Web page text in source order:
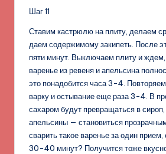
Шаг 11
Ставим кастрюлю на плиту, делаем
даем содержимому закипеть. После
пяти минут. Выключаем плиту и
варенье из ревеня и апельсина
это понадобится часа 3-4.
варку и остывание еще раза 3-4. В
сахаром будут превращаться в
апельсины — становиться
сварить такое варенье за один
30-40 минут? Получится тоже